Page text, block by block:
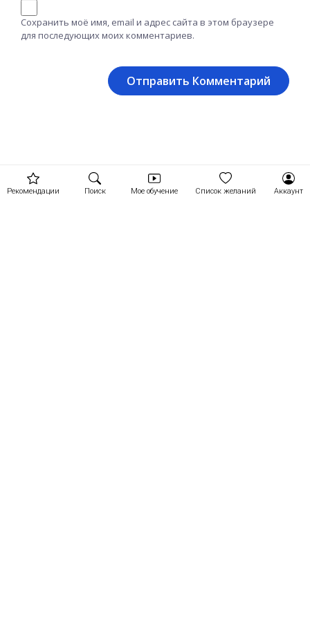
Сохранить моё имя, email и адрес сайта в этом браузере
для последующих моих комментариев.
Рекомендации Поиск Мое обучение Список желаний Аккаунт